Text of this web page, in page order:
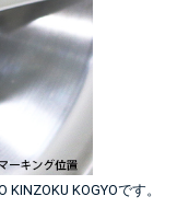
KOGYOです。